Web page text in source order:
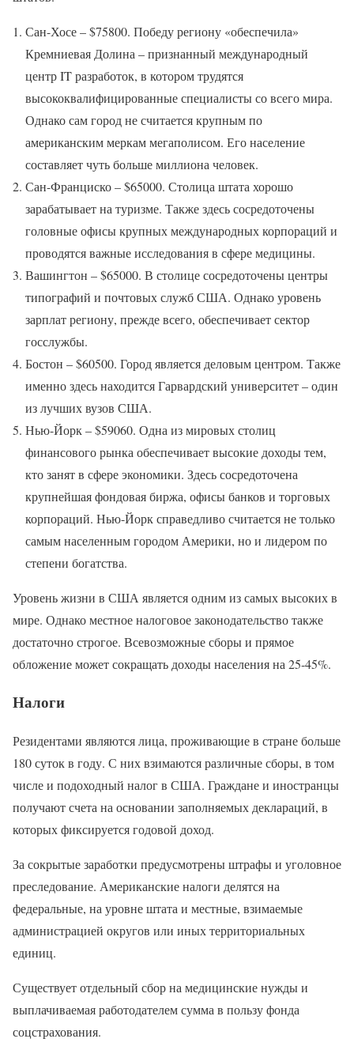
Сан-Хосе – $75800. Победу региону «обеспечила»
Кремниевая Долина – признанный международный
центр IT разработок, в котором трудятся
высококвалифицированные специалисты со всего мира.
Однако сам город не считается крупным по
американским меркам мегаполисом. Его население
составляет чуть больше миллиона человек.
Сан-Франциско – $65000. Столица штата хорошо
зарабатывает на туризме. Также здесь сосредоточены
головные офисы крупных международных корпораций и
проводятся важные исследования в сфере медицины.
Вашингтон – $65000. В столице сосредоточены центры
типографий и почтовых служб США. Однако уровень
зарплат региону, прежде всего, обеспечивает сектор
госслужбы.
Бостон – $60500. Город является деловым центром. Также
именно здесь находится Гарвардский университет – один
из лучших вузов США.
Нью-Йорк – $59060. Одна из мировых столиц
финансового рынка обеспечивает высокие доходы тем,
кто занят в сфере экономики. Здесь сосредоточена
крупнейшая фондовая биржа, офисы банков и торговых
корпораций. Нью-Йорк справедливо считается не только
самым населенным городом Америки, но и лидером по
степени богатства.
Уровень жизни в США является одним из самых высоких в
мире. Однако местное налоговое законодательство также
достаточно строгое. Всевозможные сборы и прямое
обложение может сокращать доходы населения на 25-45%.
Налоги
Резидентами являются лица, проживающие в стране больше
180 суток в году. С них взимаются различные сборы, в том
числе и подоходный налог в США. Граждане и иностранцы
получают счета на основании заполняемых деклараций, в
которых фиксируется годовой доход.
За сокрытые заработки предусмотрены штрафы и уголовное
преследование. Американские налоги делятся на
федеральные, на уровне штата и местные, взимаемые
администрацией округов или иных территориальных
единиц.
Существует отдельный сбор на медицинские нужды и
выплачиваемая работодателем сумма в пользу фонда
соцстрахования.